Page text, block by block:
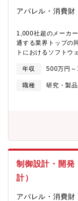
アパレル・消費財
1,000社超のメーカ
通する業界トップの
トにおけるソフトウ
類の商材を自動識別
技術を目指していま
向けた商品の位置や
いただきます。様
ルゴリズムの研究・
発・評価【ミッショ
を見据え、物流セン
ります。最先端テク
スト効率化を実現す
年収 500万円
職種
研究・製
制御設計・開発
計）
アパレル・消費財